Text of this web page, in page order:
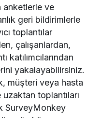
anketlerle ve
geri bildirimlerle
toplantılar
çalışanlardan,
katılımcılarından
yakalayabilirsiniz.
müşteri veya hasta
toplantıları
SurveyMonkey